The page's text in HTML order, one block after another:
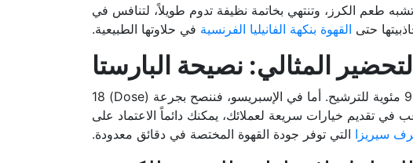
طعم الكرز، وتنتهي بخاتمة نظيفة تدوم طويلاً، لتنافس في
حتى القهوة بنكهة الفانيليا الفرنسية في حلاوتها الطبيعية.
لإخراج أفضل ما في محصول قوجي المجفف، ننصح باستخدام مياه مفلترة بجودة عالية وبدرجة حرارة 92 مئوية للترشيح. أما في الإسبريسو، فننصح بجرعة (Dose) 18
سيريزا التي توفر جودة القهوة المختصة في دقائق معدودة.